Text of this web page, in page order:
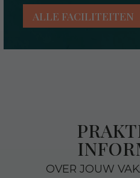
ALLE FACILITEITEN
OVER JOUW